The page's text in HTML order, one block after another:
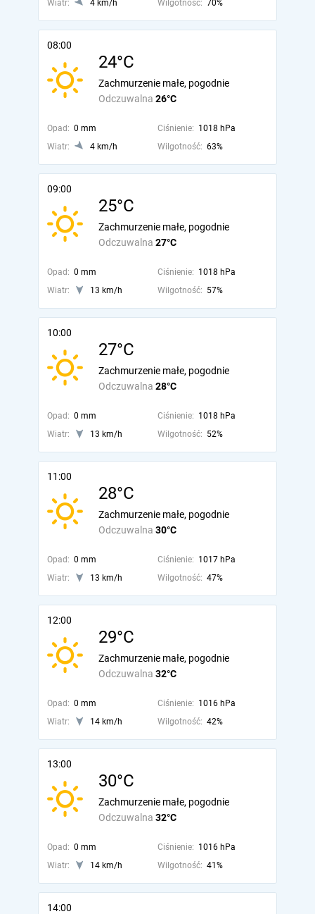
Wiatr: 4 km/h Wilgotność: 70%
08:00
24°C
Odczuwalna 26°C
Zachmurzenie małe, pogodnie
Opad: 0 mm Ciśnienie: 1018 hPa
Wiatr:
4 km/h Wilgotność: 63%
09:00
25°C
Odczuwalna 27°C
Zachmurzenie małe, pogodnie
Opad: 0 mm Ciśnienie: 1018 hPa
Wiatr:
13 km/h Wilgotność: 57%
10:00
27°C
Odczuwalna 28°C
Zachmurzenie małe, pogodnie
Opad: 0 mm Ciśnienie: 1018 hPa
Wiatr:
13 km/h Wilgotność: 52%
11:00
28°C
Odczuwalna 30°C
Zachmurzenie małe, pogodnie
Opad: 0 mm Ciśnienie: 1017 hPa
Wiatr:
13 km/h Wilgotność: 47%
12:00
29°C
Odczuwalna 32°C
Zachmurzenie małe, pogodnie
Opad: 0 mm Ciśnienie: 1016 hPa
Wiatr:
14 km/h Wilgotność: 42%
13:00
30°C
Odczuwalna 32°C
Zachmurzenie małe, pogodnie
Opad: 0 mm Ciśnienie: 1016 hPa
Wiatr:
14 km/h Wilgotność: 41%
14:00